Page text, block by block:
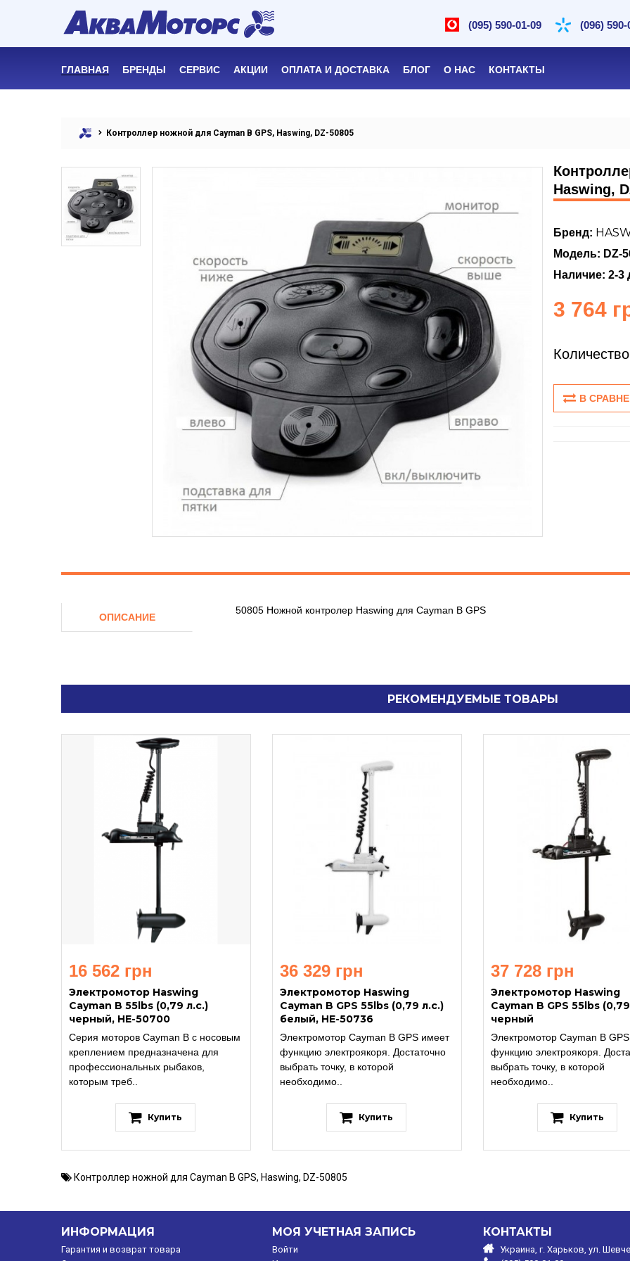
(095) 590-01-09 (096) 590-
ГЛАВНАЯ БРЕНДЫ СЕРВИС АКЦИИ ОПЛАТА И ДОСТАВКА БЛОГ О НАС КОНТАКТЫ
Контроллер ножной для Cayman B GPS, Haswing, DZ-50805
Haswing,
Бренд:
Модель: DZ-
Наличие: 2-3
3 764
Количество
В
ОПИСАНИЕ
50805 Ножной контролер Haswing для Cayman B GPS
РЕКОМЕНДУЕМЫЕ ТОВАРЫ
16 562 грн
Электромотор Haswing
Cayman B 55lbs (0,79 л.с.)
черный, HE-50700
Серия моторов Cayman B с носовым
креплением предназначена для
профессиональных рыбаков,
которым треб..
Купить
36 329 грн
Электромотор Haswing
Cayman B GPS 55lbs (0,79 л.с.)
белый, HE-50736
Электромотор Cayman B GPS имеет
функцию электроякоря. Достаточно
выбрать точку, в которой
необходимо..
Купить
37 728 грн
Электромотор Haswing
Cayman B GPS 55lbs
черный
Электромотор Cayman B
функцию электроякоря.
выбрать точку, в которой
необходимо..
Купить
Контроллер ножной для Cayman B GPS, Haswing, DZ-50805
ИНФОРМАЦИЯ
Гарантия и возврат товара
МОЯ УЧЕТНАЯ ЗАПИСЬ
Войти
КОНТАКТЫ
Украина, г. Харьков, ул.